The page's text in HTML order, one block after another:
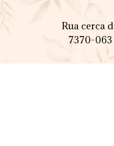
Rua cerca
7370-